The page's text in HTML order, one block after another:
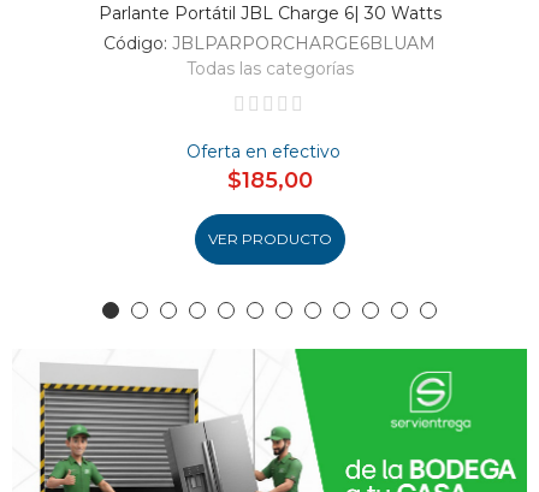
Parlante Portátil JBL Charge 6| 30 Watts
Código: JBLPARPORCHARGE6BLUAM
Todas las categorías
Oferta en efectivo
$185,00
VER PRODUCTO